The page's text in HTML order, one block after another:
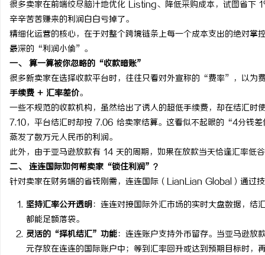
很多卖家在前端绞尽脑汁地优化 Listing、降低采购成本，试图省
辛辛苦苦赚来的利润白白亏掉了。
精细化运营的核心，在于对整个跨境链条上每一个成本支出的绝对掌
最深的“利润小偷”。
一、 算一算被你忽略的“收款暗账”
很多新卖家在选择收款平台时，往往只看对外宣称的“费率”，以为
手续费 + 汇率差价。
一些不规范的收款机构，虽然给出了诱人的超低手续费，却在结汇
7.10，平台结汇时却按 7.06 给卖家结算。这看似不起眼的“4分钱
蒸发了数万元人民币的利润。
此外，由于亚马逊放款有 14 天的周期，如果在放款当天恰逢汇率低
二、 连连国际如何帮卖家“锁住利润”？
针对卖家在财务端的省钱刚需，连连国际（LianLian Global）通过
坚持汇率公开透明：连连对接国际外汇市场的实时大盘数据，结
都能足额落袋。
灵活的“择机结汇”功能：连连账户支持外币留存。当亚马逊放
元存放在连连的国际账户中；等到汇率回升或达到预期目标时